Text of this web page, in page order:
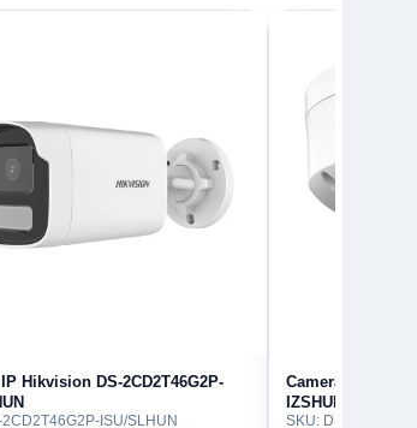
Hikvision DS-2CD2T46G2P-
ISU/SLHUN
Camera IP
IZSHUN
SKU: DS-